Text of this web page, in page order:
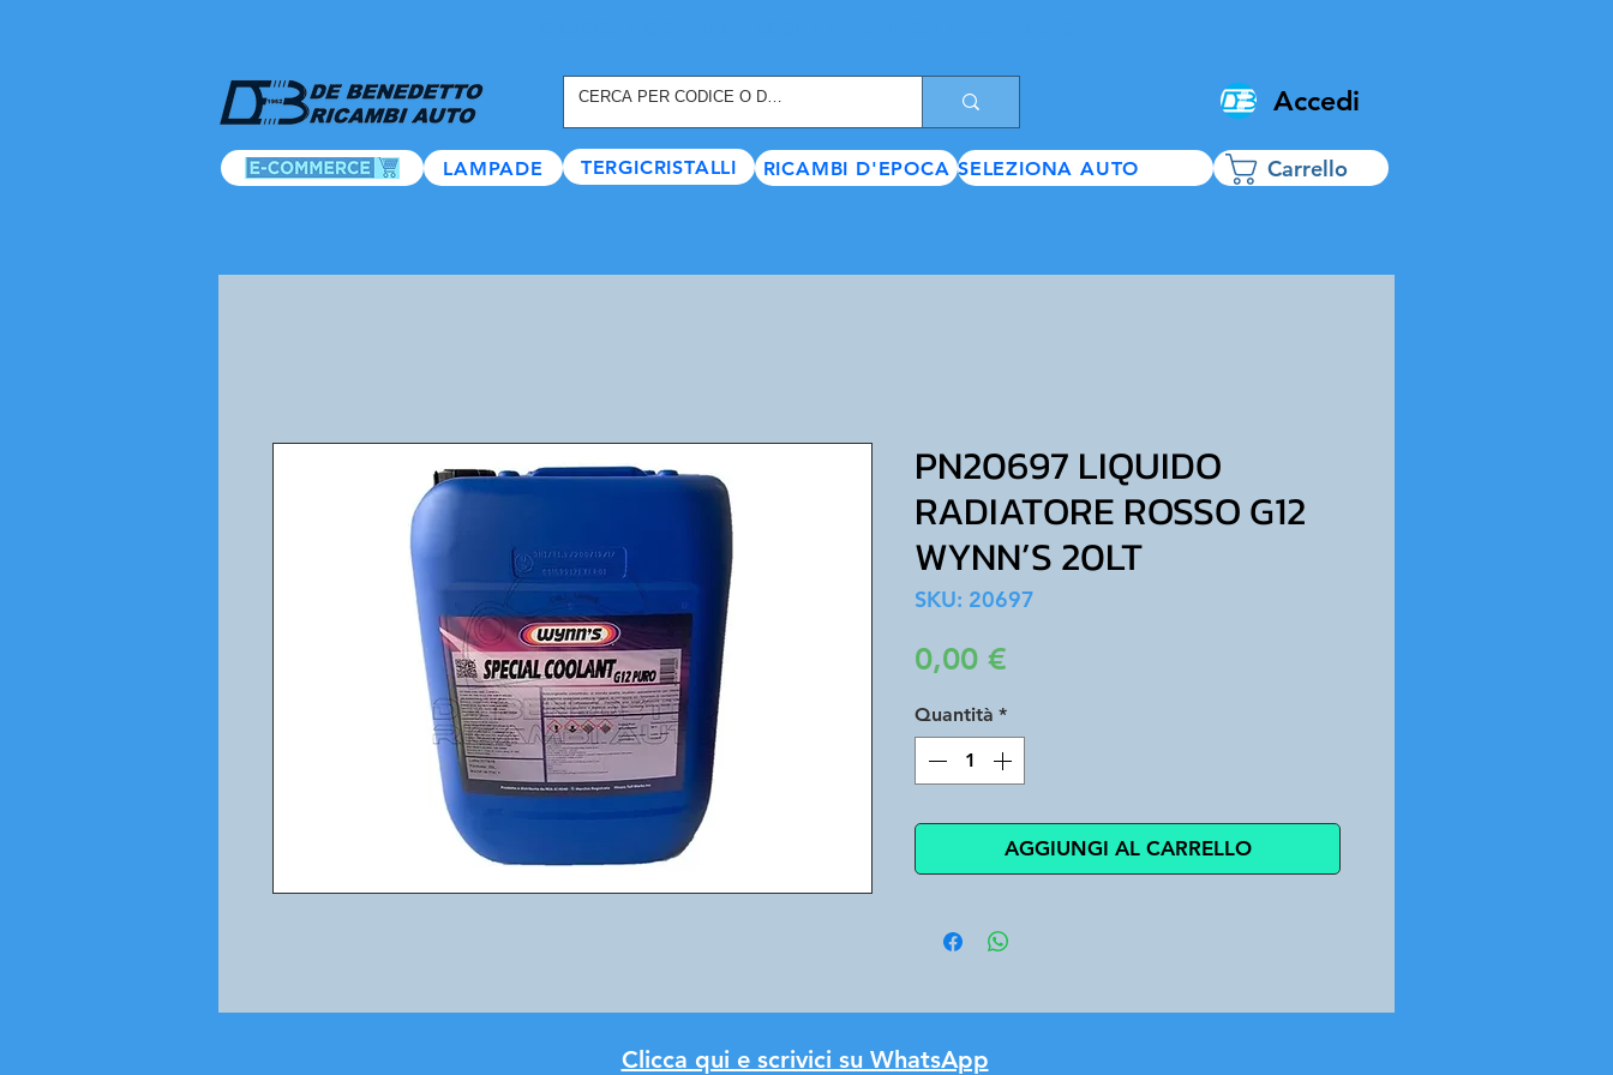
LAMPADE TERGICRISTALLI RICAMBI D'EPOCA SELEZIONA AUTO
Accedi
Carrello
PN20697 LIQUIDO
RADIATORE ROSSO G12
WYNN’S 20LT
SKU: 20697
0,00 €
Quantità *
AGGIUNGI AL CARRELLO
Clicca qui e scrivici su WhatsApp